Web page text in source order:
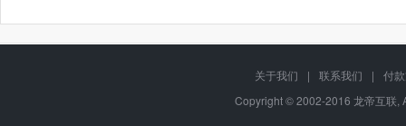
关于我们 | 联系我们 |
付
Copyright © 2002-2016 龙帝互联